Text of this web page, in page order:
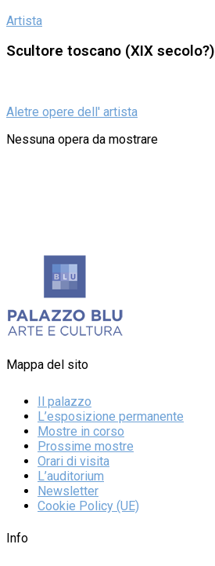
Artista
Scultore toscano (XIX secolo?)
Aletre opere dell' artista
Nessuna opera da mostrare
Mappa del sito
Il palazzo
L’esposizione permanente
Mostre in corso
Prossime mostre
Orari di visita
L’auditorium
Newsletter
Cookie Policy (UE)
Info